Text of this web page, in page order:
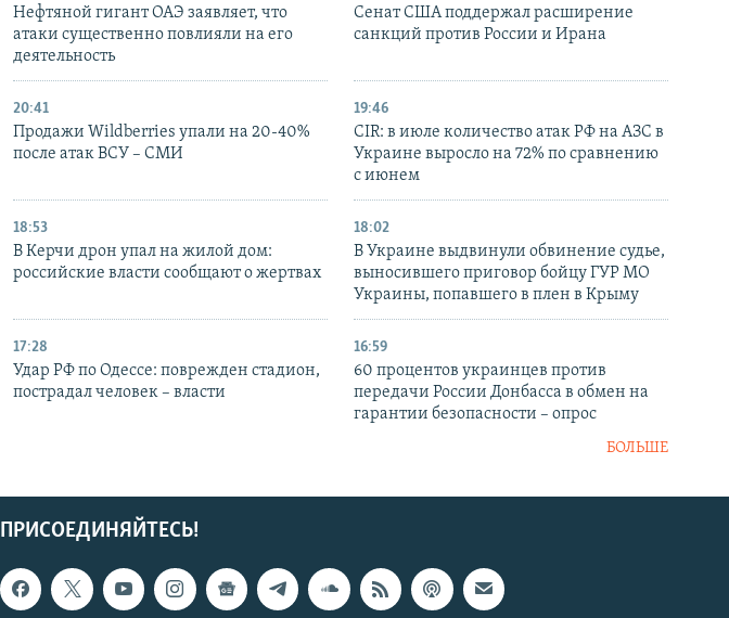
Нефтяной гигант ОАЭ заявляет, что
атаки существенно повлияли на его
деятельность
Сенат США поддержал расширение
санкций против России и Ирана
20:41
Продажи Wildberries упали на 20-40%
после атак ВСУ – СМИ
19:46
CIR: в июле количество атак РФ на АЗС в
Украине выросло на 72% по сравнению
с июнем
18:53
В Керчи дрон упал на жилой дом:
российские власти сообщают о жертвах
18:02
В Украине выдвинули обвинение судье,
выносившего приговор бойцу ГУР МО
Украины, попавшего в плен в Крыму
17:28
Удар РФ по Одессе: поврежден стадион,
пострадал человек – власти
16:59
60 процентов украинцев против
передачи России Донбасса в обмен на
гарантии безопасности – опрос
БОЛЬШЕ
ПРИСОЕДИНЯЙТЕСЬ!